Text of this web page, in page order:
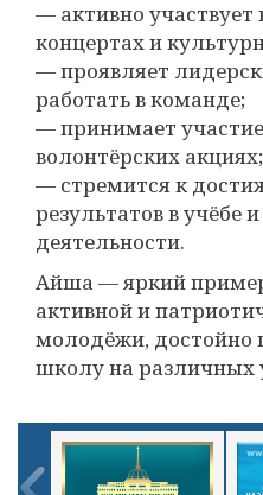
— активно
концертах и
— проявляет
работать в команде;
— принимает
волонтёрских акциях;
— стремится к
результатов в учёбе
деятельности.
Айша — яркий
активной и
молодёжи, достойно
школу на различных